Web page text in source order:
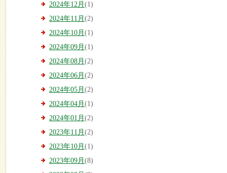
2024年12月 (1)
2024年11月 (2)
2024年10月 (1)
2024年09月 (1)
2024年08月 (2)
2024年06月 (2)
2024年05月 (2)
2024年04月 (1)
2024年01月 (2)
2023年11月 (2)
2023年10月 (1)
2023年09月 (8)